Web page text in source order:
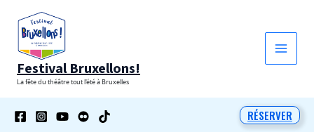
contenu
Festival Bruxellons!
La fête du théâtre tout l'été à Bruxelles
RÉSERVER